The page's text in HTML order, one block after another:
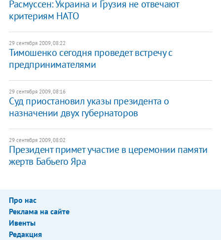
Расмуссен: Украина и Грузия не отвечают
критериям НАТО
29 сентября 2009, 08:22
Тимошенко сегодня проведет встречу с
предпринимателями
29 сентября 2009, 08:16
Суд приостановил указы президента о
назначении двух губернаторов
29 сентября 2009, 08:02
Президент примет участие в церемонии памяти
жертв Бабьего Яра
Про нас
Реклама на сайте
Ивенты
Редакция